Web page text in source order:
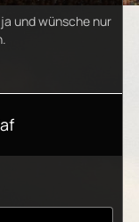
und wünsche nur